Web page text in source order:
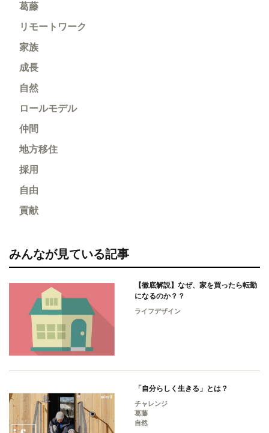
葛藤
リモートワーク
家族
成長
自然
ロールモデル
仲間
地方移住
採用
自由
貢献
みんなが見ている記事
【徹底解説】なぜ、家を買ったら転勤
になるのか？？
ライフデザイン
「自分らしく生きる」とは？
チャレンジ
葛藤
自然